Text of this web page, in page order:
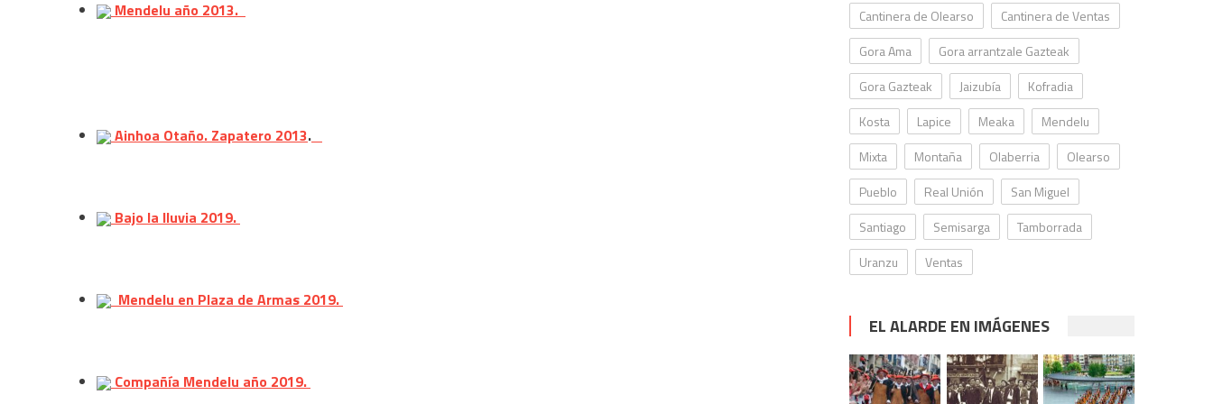
Mendelu año 2013.
Ainhoa Otaño. Zapatero 2013.
Bajo la lluvia 2019.
Mendelu en Plaza de Armas 2019.
Compañía Mendelu año 2019.
Cantinera de Olearso
Cantinera de Ventas
Gora Ama
Gora arrantzale Gazteak
Gora Gazteak
Jaizubía
Kofradia
Kosta
Lapice Meaka
Mendelu
Mixta
Montaña Olaberria
Olearso
Pueblo
Real Unión
San Miguel
Santiago
Semisarga
Tamborrada
Uranzu
Ventas
EL ALARDE EN IMÁGENES